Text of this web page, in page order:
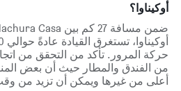
أوكيناوا؟
حركة المرور. تأكد من التحقق من
من الفندق والمطار حيث أن بعض
أعلى من غيرها ويمكن أن تزيد من